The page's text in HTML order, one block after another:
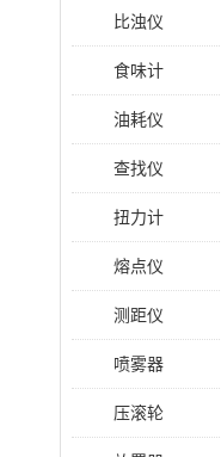
比浊仪
食味计
油耗仪
查找仪
扭力计
熔点仪
测距仪
喷雾器
压滚轮